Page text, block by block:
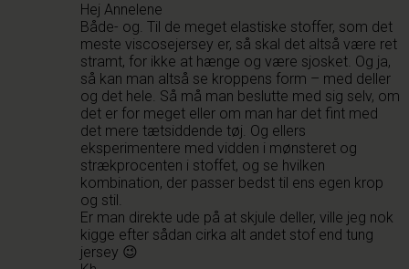
Hej Annelene
Både- og. Til de meget elastiske stoffer, som det
meste viscosejersey er, så skal det altså være ret
stramt, for ikke at hænge og være sjosket. Og ja,
så kan man altså se kroppens form – med deller
og det hele. Så må man beslutte med sig selv, om
det er for meget eller om man har det fint med
det mere tætsiddende tøj. Og ellers
eksperimentere med vidden i mønsteret og
strækprocenten i stoffet, og se hvilken
kombination, der passer bedst til ens egen krop
og stil.
Er man direkte ude på at skjule deller, ville jeg nok
kigge efter sådan cirka alt andet stof end tung
jersey 😉